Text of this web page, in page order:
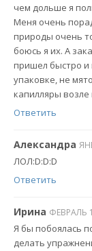
чем дольше я
Меня очень
природы очень
боюсь я их. А
пришел быстро и
упаковке, не
капилляры возле
Ответить
Александра
ЛОЛ:D:D:D
Ответить
Ирина ФЕВРАЛЬ
Я бы побоялась
делать